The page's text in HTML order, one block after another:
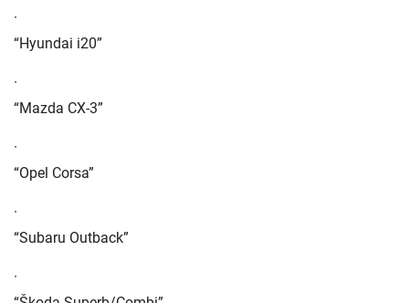
·
“Hyundai i20”
·
“Mazda CX-3”
·
“Opel Corsa”
·
“Subaru Outback”
·